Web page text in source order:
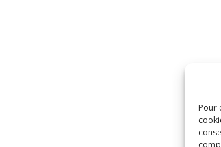
Pour